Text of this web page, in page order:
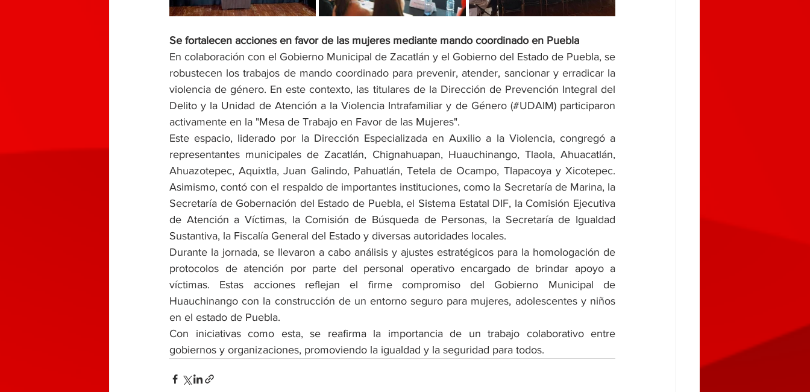
Se fortalecen acciones en favor de las mujeres mediante mando coordinado en Puebla
En colaboración con el Gobierno Municipal de Zacatlán y el Gobierno del Estado de Puebla, se
robustecen los trabajos de mando coordinado para prevenir, atender, sancionar y erradicar la
violencia de género. En este contexto, las titulares de la Dirección de Prevención Integral del
Delito y la Unidad de Atención a la Violencia Intrafamiliar y de Género (#UDAIM) participaron
activamente en la "Mesa de Trabajo en Favor de las Mujeres".
Este espacio, liderado por la Dirección Especializada en Auxilio a la Violencia, congregó a
representantes municipales de Zacatlán, Chignahuapan, Huauchinango, Tlaola, Ahuacatlán,
Ahuazotepec, Aquixtla, Juan Galindo, Pahuatlán, Tetela de Ocampo, Tlapacoya y Xicotepec.
Asimismo, contó con el respaldo de importantes instituciones, como la Secretaría de Marina, la
Secretaría de Gobernación del Estado de Puebla, el Sistema Estatal DIF, la Comisión Ejecutiva
de Atención a Víctimas, la Comisión de Búsqueda de Personas, la Secretaría de Igualdad
Sustantiva, la Fiscalía General del Estado y diversas autoridades locales.
Durante la jornada, se llevaron a cabo análisis y ajustes estratégicos para la homologación de
protocolos de atención por parte del personal operativo encargado de brindar apoyo a
víctimas. Estas acciones reflejan el firme compromiso del Gobierno Municipal de
Huauchinango con la construcción de un entorno seguro para mujeres, adolescentes y niños
en el estado de Puebla.
Con iniciativas como esta, se reafirma la importancia de un trabajo colaborativo entre
gobiernos y organizaciones, promoviendo la igualdad y la seguridad para todos.